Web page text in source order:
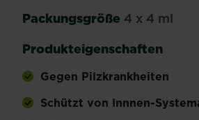
Packungsgröße 4 x 4 ml
Produkteigenschaften
Gegen Pilzkrankheiten
Schützt von Innnen-